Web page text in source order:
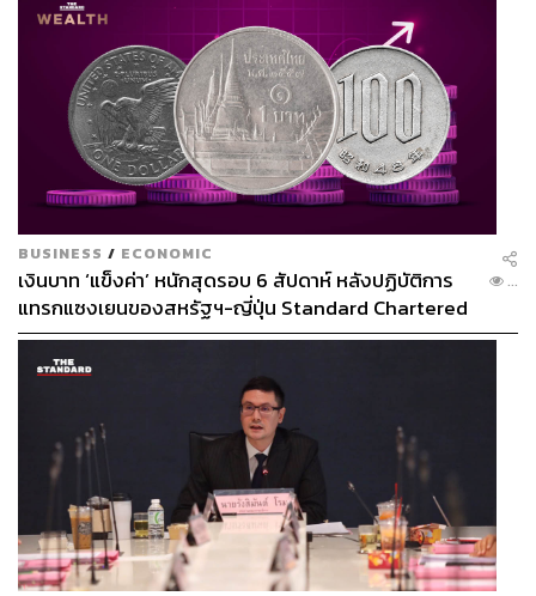
BUSINESS / ECONOMIC
เงินบาท ‘แข็งค่า’ หนักสุดรอบ 6 สัปดาห์ หลังปฏิบัติการ
แทรกแซงเยนของสหรัฐฯ-ญี่ปุ่น Standard Chartered
เปิดเป้าสิ้นปีนี้จ่อแข็งต่อแตะ 32.50 บาทต่อดอลลาร์
...